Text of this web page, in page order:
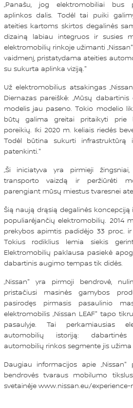
„Panašu, jog elektromobiliai bus
aplinkos dalis. Todėl tai puiki
ateities kartoms skirtos degalinės
dizainą labiau integruos ir susies
elektromobilių rinkoje užimanti
vaidmenį, pristatydama ateities
su sukurta aplinka viziją."
Už elektromobilius atsakingas
Diernazas pareiškė: „Mūsų
modelis jau paseno. Tokio modelio
būtų galima greitai pritaikyti prie
poreikių. Iki 2020 m. keliais riedės
Todėl būtina sukurti infrastruktūrą
patenkinti."
„Ši iniciatyva yra pirmieji
transporto vaizdą ir peržiūrėti
parengiant mūsų miestus tvaresnei
Šią naują drąsią degalinės
populiarėjančių elektromobilių. 2014
prekybos apimtis padidėjo 33 proc.
Tokius rodiklius lemia siekis
Elektromobilių paklausa pasiekė
dabartinis augimo tempas tik didės.
„Nissan" yra pirmoji bendrovė,
pristačiusi masinės gamybos
pasirodęs pirmasis pasaulinio
elektromobilis „Nissan LEAF" tapo
pasaulyje. Tai perkamiausias
automobilių istoriją:
automobilių rinkos segmente jis užima
Daugiau informacijos apie
bendrovės tvaraus mobilumo
svetainėje www.nissan.eu/experience-